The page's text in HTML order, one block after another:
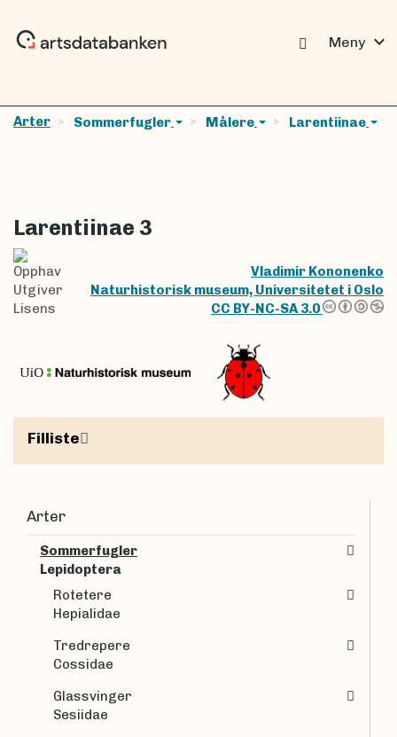
Meny expand_more
Arter Sommerfugler Målere Larentiinae
Larentiinae 3
Opphav
Vladimir Kononenko
Utgiver
Naturhistorisk museum, Universitetet i Oslo
Lisens
CC BY-NC-SA 3.0
Filliste
Arter
Sommerfugler
Lepidoptera
Rotetere
Hepialidae
Tredrepere
Cossidae
Glassvinger
Sesiidae